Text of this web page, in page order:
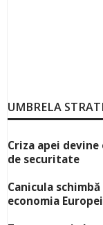
UMBRELA
Criza apei
de securitate
Canicula
economia Europei